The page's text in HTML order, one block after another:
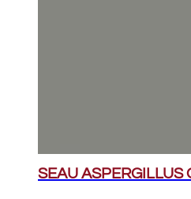
SEAU ASPERGILLUS